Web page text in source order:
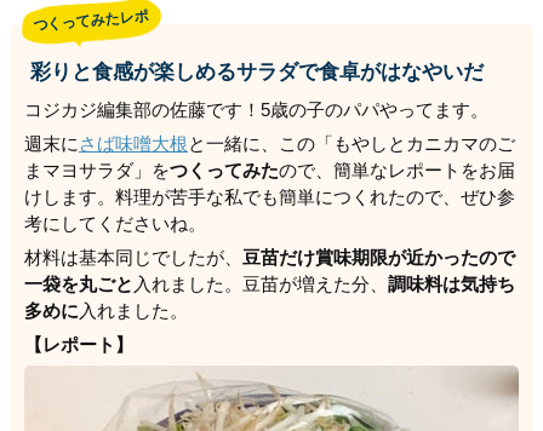
つくってみたレポ
彩りと食感が楽しめるサラダで食卓がはなやいだ
コジカジ編集部の佐藤です！5歳の子のパパやってます。
週末に さば味噌大根と一緒に、この「もやしとカニカマのご
まマヨサラダ」をつくってみたので、簡単なレポートをお届
けします。料理が苦手な私でも簡単につくれたので、ぜひ参
考にしてくださいね。
材料は基本同じでしたが、 豆苗だけ賞味期限が近かったので
一袋を丸ごと 入れました。豆苗が増えた分、 調味料は気持ち
多めに 入れました。
【レポート】